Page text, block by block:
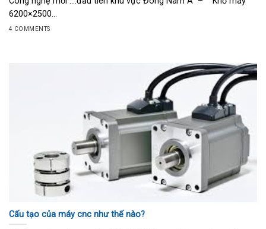
6200×2500...
4 COMMENTS
Cấu tạo của máy cnc như thế nào?